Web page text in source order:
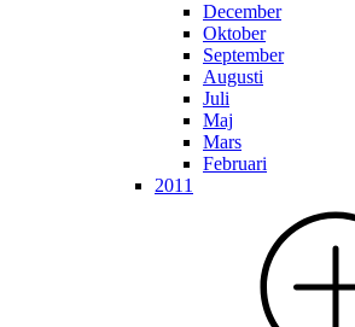
December
Oktober
September
Augusti
Juli
Maj
Mars
Februari
2011